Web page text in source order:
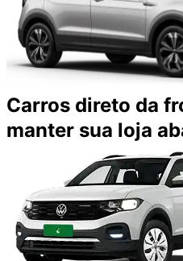
Carros direto da
manter sua loja